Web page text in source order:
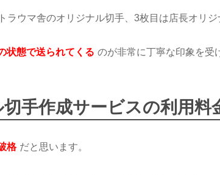
ラウマ舎のオリジナル切手、3枚目は店長オリジ
状態で送られてくる のが非常に丁寧な印象を受
手作成サービスの利用料
格 だと思います。